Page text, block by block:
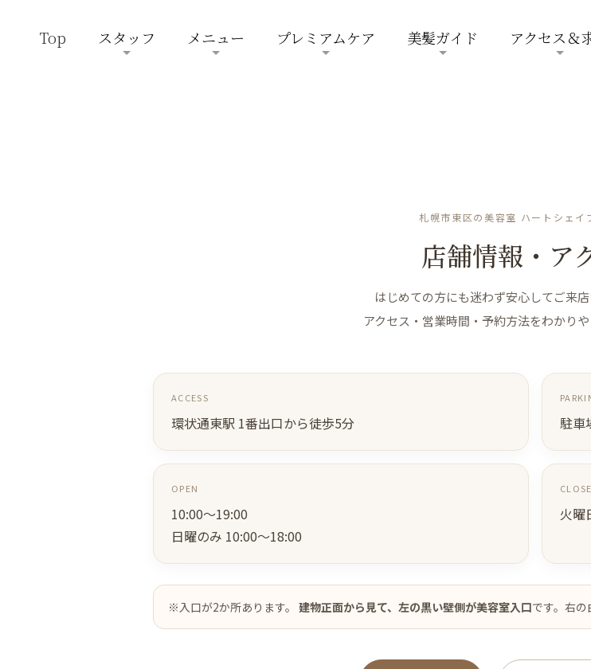
Top スタッフ メニュー プレミアムケア 美髪ガイド
アクセス＆
札幌市東区の美容室 ハートシェイ
店舗情報・ア
はじめての方にも迷わず安心してご来店
アクセス・営業時間・予約方法をわかりや
ACCESS
環状通東駅 1番出口から徒歩5分 駐車
OPEN
10:00～19:00
日曜のみ 10:00～18:00
火曜
※入口が2か所あります。 建物正面から見て、左の黒い壁側が美容室入口です。右の